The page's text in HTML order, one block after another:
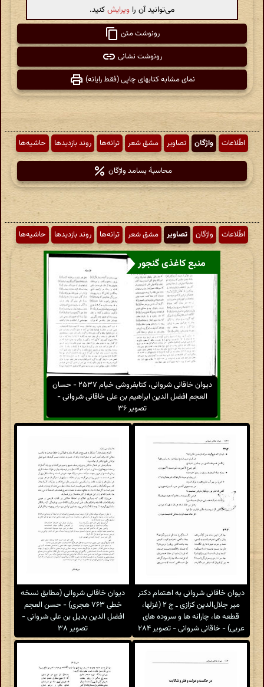
می‌توانید آن را ویرایشکنید.
رونوشت متن
رونوشت نشانی
نمای مشابه کتابهای چاپی (فقط رایانه)
اطّلاعات واژگان تصاویر مشق شعر ترانه‌ها روند بازدیدها حاشیه‌ها
محاسبهٔ بسامد واژگان
اطّلاعات واژگان تصاویر مشق شعر ترانه‌ها روند بازدیدها حاشیه‌ها
منبع کاغذی گنجور
دیوان خاقانی شروانی، کتابفروشی خیام ۲۵۳۷ - حسان
العجم افضل الدین ابراهیم بن علی خاقانی شروانی -
تصویر ۳۶
دیوان خاقانی شروانی به اهتمام دکتر
میر جلال‌الدین کزازی ـ ج ۲ (غزلها،
قطعه ها، چارانه ها و سروده های
عربی) - خاقانی شروانی - تصویر ۲۸۴
دیوان خاقانی شروانی (مطابق نسخه
خطی ۷۶۳ هجری) - حسن العجم
افضل الدین بدیل بن علی شروانی -
تصویر ۳۸